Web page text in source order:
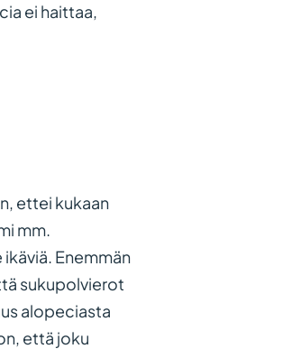
ei haittaa,
ettei kukaan
mm.
Enemmän
sukupolvierot
alopeciasta
että joku